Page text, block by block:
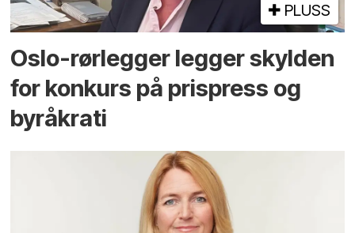
PLUSS
Oslo-rørlegger legger skylden
for konkurs på prispress og
byråkrati